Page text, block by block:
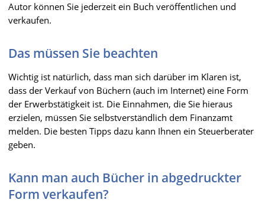
Autor können Sie jederzeit ein Buch veröffentlichen und
verkaufen.
Das müssen Sie beachten
Wichtig ist natürlich, dass man sich darüber im Klaren ist,
dass der Verkauf von Büchern (auch im Internet) eine Form
der Erwerbstätigkeit ist. Die Einnahmen, die Sie hieraus
erzielen, müssen Sie selbstverständlich dem Finanzamt
melden. Die besten Tipps dazu kann Ihnen ein Steuerberater
geben.
Kann man auch Bücher in abgedruckter
Form verkaufen?